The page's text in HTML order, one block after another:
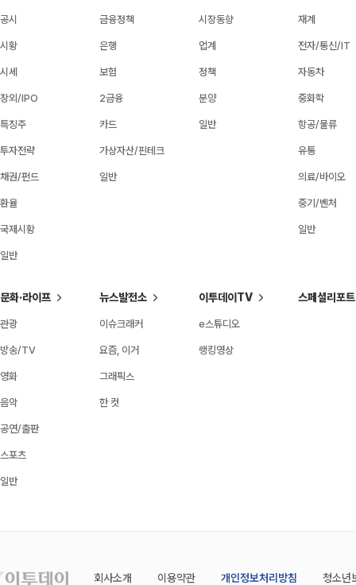
공시
시황
시세
장외/IPO
특징주
투자전략
채권/펀드
환율
국제시황
일반
금융정책
은행
보험
2금융
카드
가상자산/핀테크
일반
시장동향
업계
정책
분양
일반
재계
전자/통신/IT
자동차
중화학
항공/물류
유통
의료/바이오
중기/벤처
일반
문화·라이프
관광
방송/TV
영화
음악
공연/출판
스포츠
일반
뉴스발전소
이슈크래커
요즘, 이거
그래픽스
한 컷
이투데이TV
e스튜디오
랭킹영상
스페셜리포트
회사소개 이용약관 개인정보처리방침 청소년